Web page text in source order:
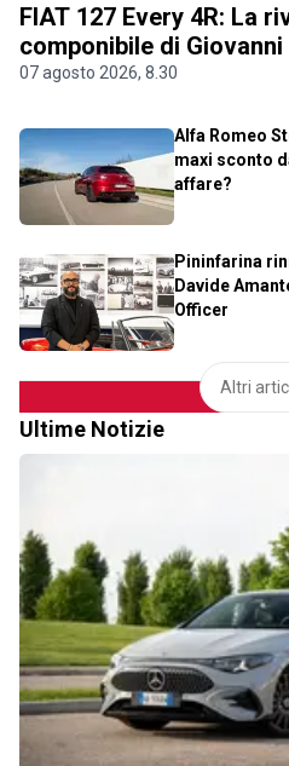
FIAT 127 Every 4R: La
componibile di
07 agosto 2026, 8.30
Alfa Romeo
maxi sconto
affare?
Pininfarina
Davide
Officer
Altri
Ultime Notizie